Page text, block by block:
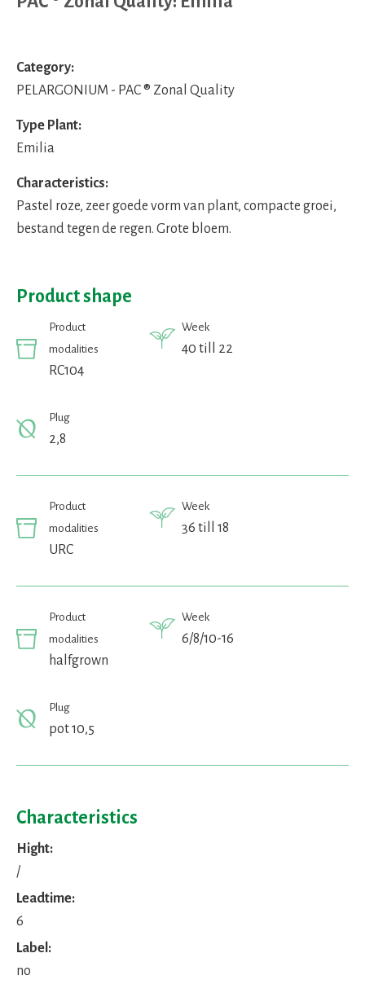
Category:
PELARGONIUM - PAC ® Zonal Quality
Type Plant:
Emilia
Characteristics:
Pastel roze, zeer goede vorm van plant, compacte groei,
bestand tegen de regen. Grote bloem.
Product shape
Product
modalities
RC104
Week
40 till 22
Plug
2,8
Product
modalities
URC
Week
36 till 18
Product
modalities
halfgrown
Week
6/8/10-16
Plug
pot 10,5
Characteristics
Hight:
/
Leadtime:
6
Label:
no